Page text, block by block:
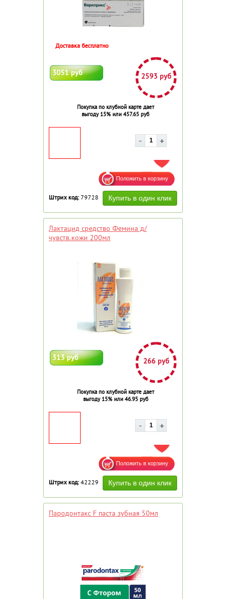
3051 руб 2593 руб
Покупка по клубной карте дает
выгоду 15% или 457.65 руб
Доставка бесплатно
ДОБАВИТЬ В ИЗБРАННОЕ
Штрих код: 79728
Лактацид средство Фемина д/
чувств.кожи 200мл
313 руб 266 руб
Покупка по клубной карте дает
выгоду 15% или 46.95 руб
ДОБАВИТЬ В ИЗБРАННОЕ
Штрих код: 42229
Пародонтакс F паста зубная 50мл